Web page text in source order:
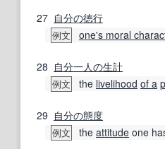
27 自分の徳行
例文 one's moral
28 自分一人の生計
例文 the livelihood of a
29 自分の態度
例文 the attitude one